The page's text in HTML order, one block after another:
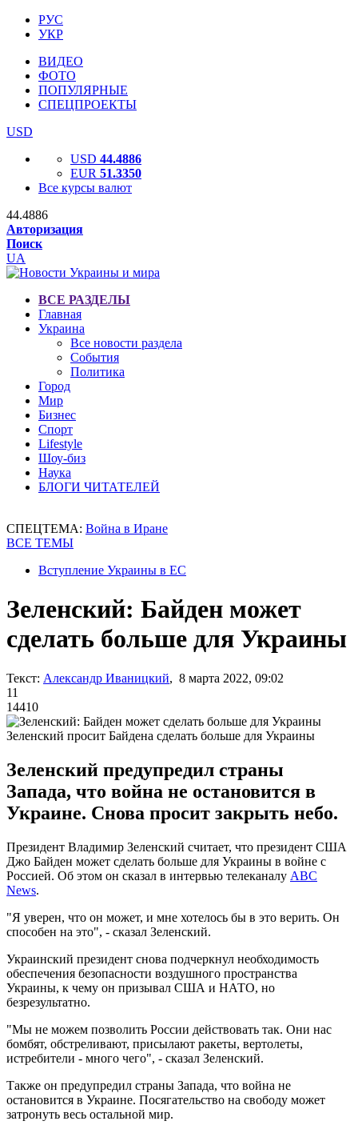
РУС
УКР
ВИДЕО
ФОТО
ПОПУЛЯРНЫЕ
СПЕЦПРОЕКТЫ
USD
USD 44.4886
EUR 51.3350
Все курсы валют
44.4886
Авторизация
Поиск
UA
ВСЕ РАЗДЕЛЫ
Главная
Украина
Все новости раздела
События
Политика
Город
Мир
Бизнес
Спорт
Lifestyle
Шоу-биз
Наука
БЛОГИ ЧИТАТЕЛЕЙ
СПЕЦТЕМА: Война в Иране
ВСЕ ТЕМЫ
Вступление Украины в ЕС
Зеленский: Байден может
сделать больше для Украины
Текст: Александр Иваницкий, 8 марта 2022, 09:02
11
14410
Зеленский просит Байдена сделать больше для Украины
Зеленский предупредил страны
Запада, что война не остановится в
Украине. Снова просит закрыть небо.
Президент Владимир Зеленский считает, что президент США
Джо Байден может сделать больше для Украины в войне с
Россией. Об этом он сказал в интервью телеканалу ABC
News.
"Я уверен, что он может, и мне хотелось бы в это верить. Он
способен на это", - сказал Зеленский.
Украинский президент снова подчеркнул необходимость
обеспечения безопасности воздушного пространства
Украины, к чему он призывал США и НАТО, но
безрезультатно.
"Мы не можем позволить России действовать так. Они нас
бомбят, обстреливают, присылают ракеты, вертолеты,
истребители - много чего", - сказал Зеленский.
Также он предупредил страны Запада, что война не
остановится в Украине. Посягательство на свободу может
затронуть весь остальной мир.